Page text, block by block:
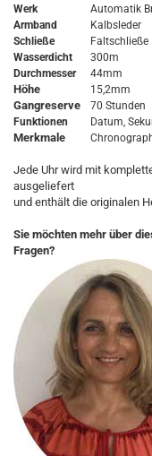
Werk
Automatik
Armband
Kalbsleder
Schließe
Faltschließe
Wasserdicht
300m
Durchmesser
44mm
Höhe 15,2mm
Gangreserve
70 Stunden
Funktionen
Datum,
Merkmale
Jede Uhr wird mit
ausgeliefert
und enthält die originalen
Sie möchten mehr über
Fragen?